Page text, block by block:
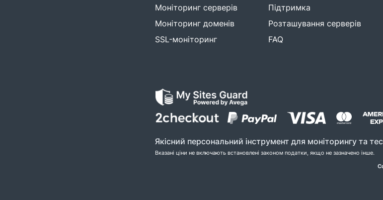
Моніторинг серверів
Моніторинг доменів
SSL-моніторинг
Підтримка
Розташування серверів
FAQ
Якісний персональний інструмент для моніторингу та
Вказані ціни не включають встановлені законом податки, якщо не зазначено інше.